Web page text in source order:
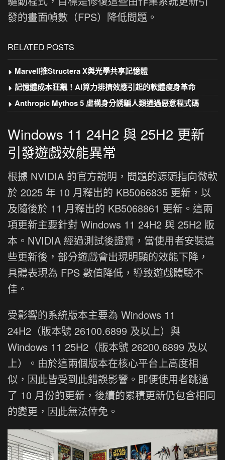
發的畫面幀數（FPS）降低問題。
RELATED POSTS
Marvell推Structera X與光學共享記憶體
記憶體成本狂飆！AI算力排擠效應引起的軟體瘦身革命
Anthropic Mythos 5 虛構身分誘騙人類通過惡意程式碼
Windows 11 24H2 與 25H2 更新
引發遊戲效能異常
根據 NVIDIA 的官方說明，問題的源頭指向微軟
於 2025 年 10 月釋出的 KB5066835 更新，以
及隨後於 11 月釋出的 KB5068861 更新。這兩
項更新主要針對 Windows 11 24H2 與 25H2 版
本。NVIDIA 經過測試後證實，當使用者安裝這
些更新後，部分遊戲會出現明顯的效能下降，
具體表現為 FPS 數值降低，導致遊戲體驗不
佳。
受影響的系統版本主要為 Windows 11
24H2（版本號 26100.6899 及以上）與
Windows 11 25H2（版本號 26200.6899 及以
上）。由於這兩個版本在核心平台上高度相
似，因此皆受到此錯誤影響。即便使用者跳過
了 10 月份的更新，後續的累積更新仍包含相同
的變更，因此無法倖免。